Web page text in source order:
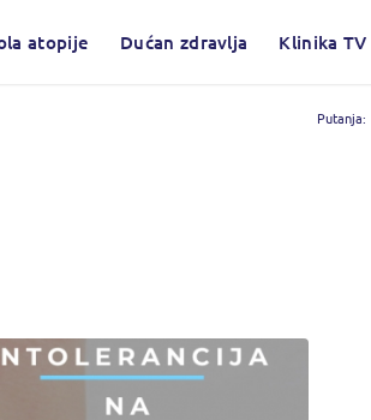
atopije Dućan zdravlja Klinika TV
Putanja: